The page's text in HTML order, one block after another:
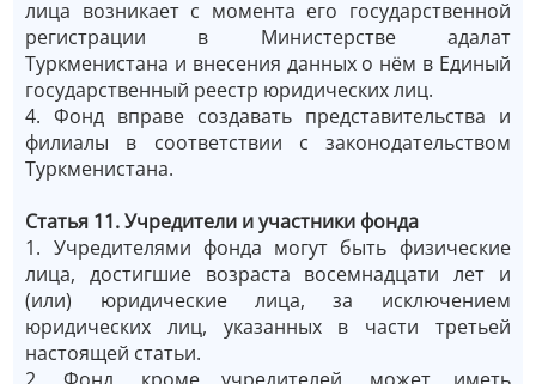
лица возникает с момента его государственной
регистрации в Министерстве адалат
Туркменистана и внесения данных о нём в Единый
государственный реестр юридических лиц.
4. Фонд вправе создавать представительства и
филиалы в соответствии с законодательством
Туркменистана.
Статья 11. Учредители и участники фонда
1. Учредителями фонда могут быть физические
лица, достигшие возраста восемнадцати лет и
(или) юридические лица, за исключением
юридических лиц, указанных в части третьей
настоящей статьи.